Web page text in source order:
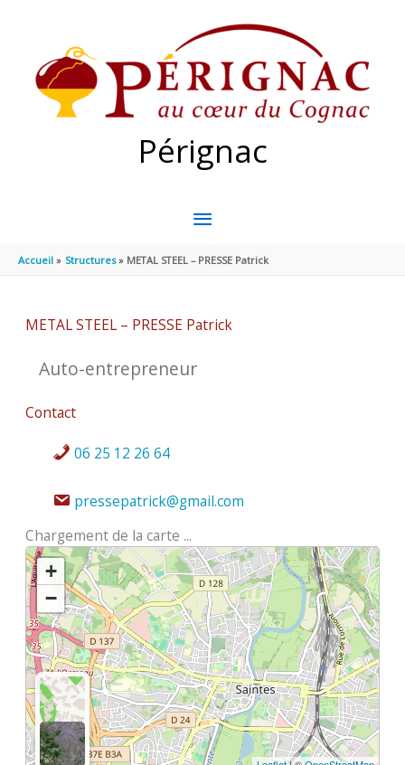
Pérignac
MENU
PRINCIPAL
Accueil Structures METAL STEEL – PRESSE Patrick
METAL STEEL – PRESSE Patrick
Auto-entrepreneur
Contact
06 25 12 26 64
pressepatrick@gmail.com
Chargement de la carte ...
+
−